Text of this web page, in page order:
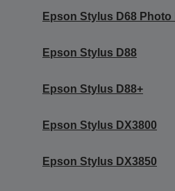
Epson Stylus D68 Photo
Epson Stylus D88
Epson Stylus D88+
Epson Stylus DX3800
Epson Stylus DX3850